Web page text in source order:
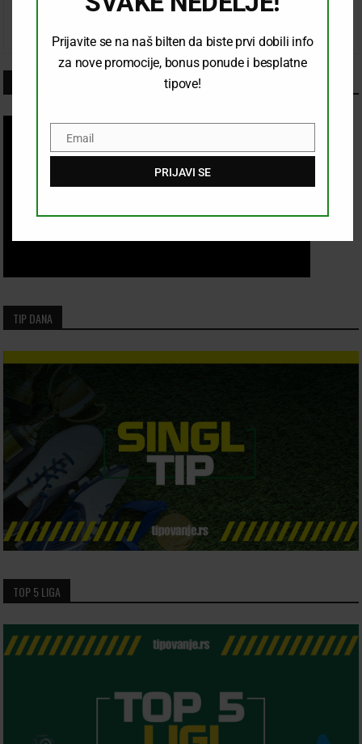
TIP DANA
TOP 5 LIGA
Prijavite se na naš bilten da biste prvi dobili info
za nove promocije, bonus ponude i besplatne
tipove!
Email
Email
PRIJAVI SE